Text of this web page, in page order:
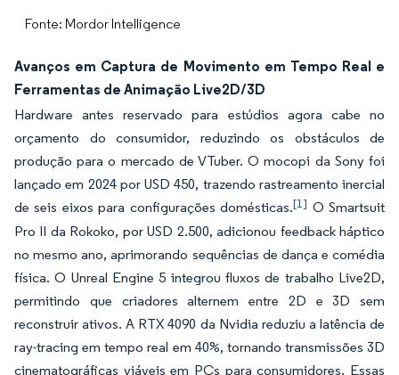
Fonte: Mordor Intelligence
Avanços em Captura de Movimento em Tempo Real e
Ferramentas de Animação Live2D/3D
Hardware antes reservado para estúdios agora cabe no
orçamento do consumidor, reduzindo os obstáculos de
produção para o mercado de VTuber. O mocopi da Sony foi
lançado em 2024 por USD 450, trazendo rastreamento inercial
de seis eixos para configurações domésticas.[1] O Smartsuit
Pro II da Rokoko, por USD 2.500, adicionou feedback háptico
no mesmo ano, aprimorando sequências de dança e comédia
física. O Unreal Engine 5 integrou fluxos de trabalho Live2D,
permitindo que criadores alternem entre 2D e 3D sem
reconstruir ativos. A RTX 4090 da Nvidia reduziu a latência de
ray-tracing em tempo real em 40%, tornando transmissões 3D
cinematográficas viáveis em PCs para consumidores. Essas